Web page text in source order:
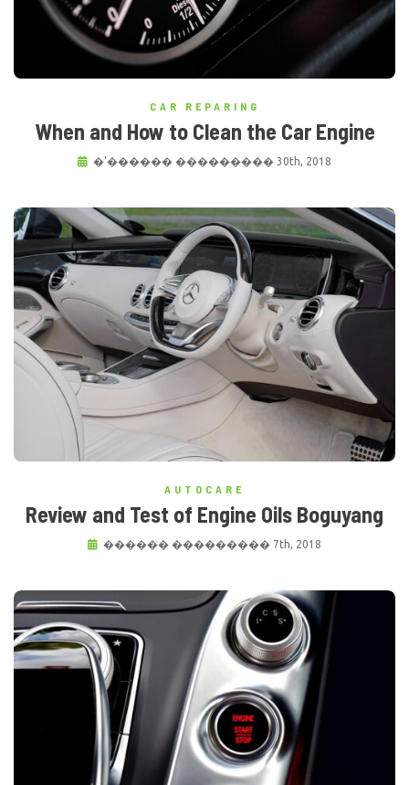
CAR REPARING
When and How to Clean the Car Engine
�'������ ��������� 30th, 2018
AUTOCARE
Review and Test of Engine Oils Boguyang
������ ��������� 7th, 2018